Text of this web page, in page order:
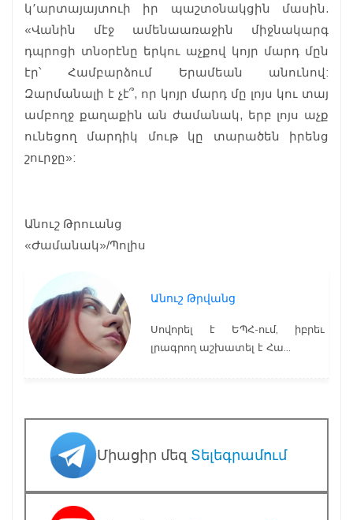
կ՚արտայայտուի իր պաշտօնակցին մասին.
«Վանին մէջ ամենաառաջին միջնակարգ
դպրոցի տնօրէնը երկու աչքով կոյր մարդ մըն
էր՝ Համբարձում Երամեան անունով:
Զարմանալի է չէ՞, որ կոյր մարդ մը լոյս կու տայ
ամբողջ քաղաքին ան ժամանակ, երբ լոյս աչք
ունեցող մարդիկ մութ կը տարածեն իրենց
շուրջը»:
Անուշ Թրուանց
«Ժամանակ»/Պոլիս
Անուշ Թրվանց
Սովորել է ԵՊՀ-ում, իբրեւ
լրագրող աշխատել է Հա...
Միացիր մեզ Տելեգրամում